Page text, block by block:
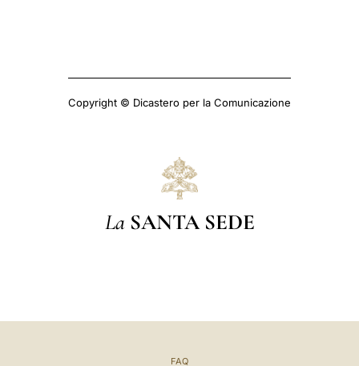
Copyright © Dicastero per la Comunicazione
La SANTA SEDE
FAQ